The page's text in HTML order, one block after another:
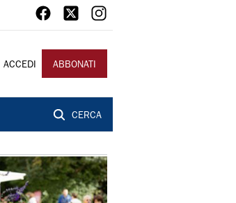
ACCEDI ABBONATI
CERCA